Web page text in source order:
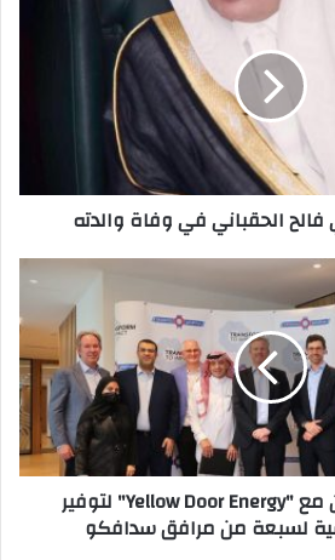
الحقباني في وفاة والدته
"سدافكو" تتعاون مع "Yellow Door Energy" لتوفير
لسبعة من مرافق سدافكو